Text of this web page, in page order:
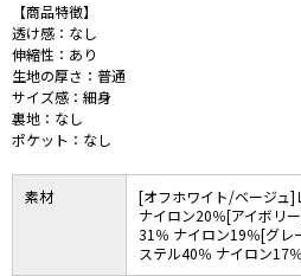
【商品特徴】
透け感：なし
伸縮性：あり
生地の厚さ：普通
サイズ感：細身
裏地：なし
ポケット：なし
素材
[オフホワイト/ベージュ]
ナイロン20％[アイボリ
31％ ナイロン19％[グレ
ステル40％ ナイロン17％